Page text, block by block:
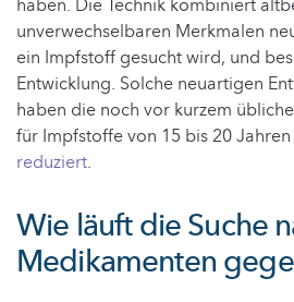
haben. Die Technik kombiniert
unverwechselbaren Merkmalen
ein Impfstoff gesucht wird, und
Entwicklung. Solche neuartigen
haben die noch vor kurzem
für Impfstoffe von 15 bis 20
reduziert.
Wie läuft die Suche
Medikamenten